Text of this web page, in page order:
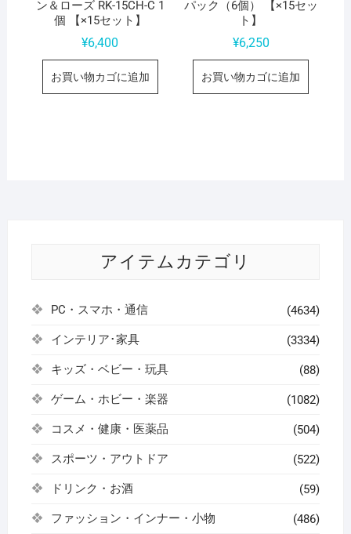
ン＆ローズ RK-15CH-C 1
個 【×15セット】
¥6,400
お買い物カゴに追加
パック（6個） 【×15セッ
ト】
¥6,250
お買い物カゴに追加
アイテムカテゴリ
PC・スマホ・通信 (4634)
インテリア･家具 (3334)
キッズ・ベビー・玩具 (88)
ゲーム・ホビー・楽器 (1082)
コスメ・健康・医薬品 (504)
スポーツ・アウトドア (522)
ドリンク・お酒 (59)
ファッション・インナー・小物 (486)